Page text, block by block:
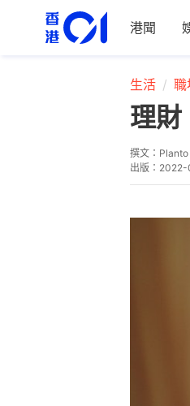
港聞
生活 職
理
撰文： Planto
出版： 2022-